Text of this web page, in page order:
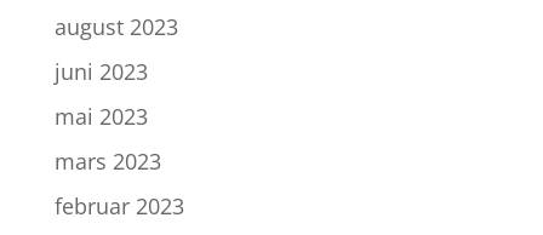
august 2023
juni 2023
mai 2023
mars 2023
februar 2023